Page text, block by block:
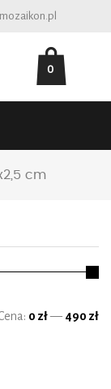
0
cm
0 zł— 490 zł